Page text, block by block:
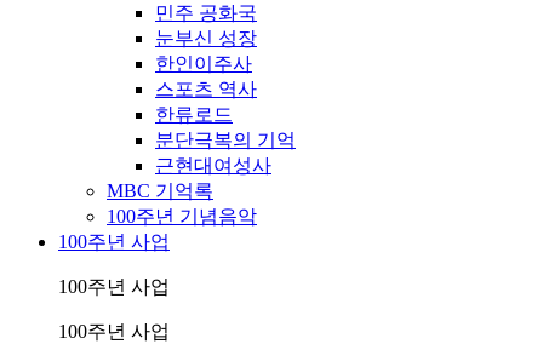
민주 공화국
눈부신 성장
한인이주사
스포츠 역사
한류로드
분단극복의 기억
근현대여성사
MBC 기억록
100주년 기념음악
100주년 사업
100주년 사업
100주년 사업